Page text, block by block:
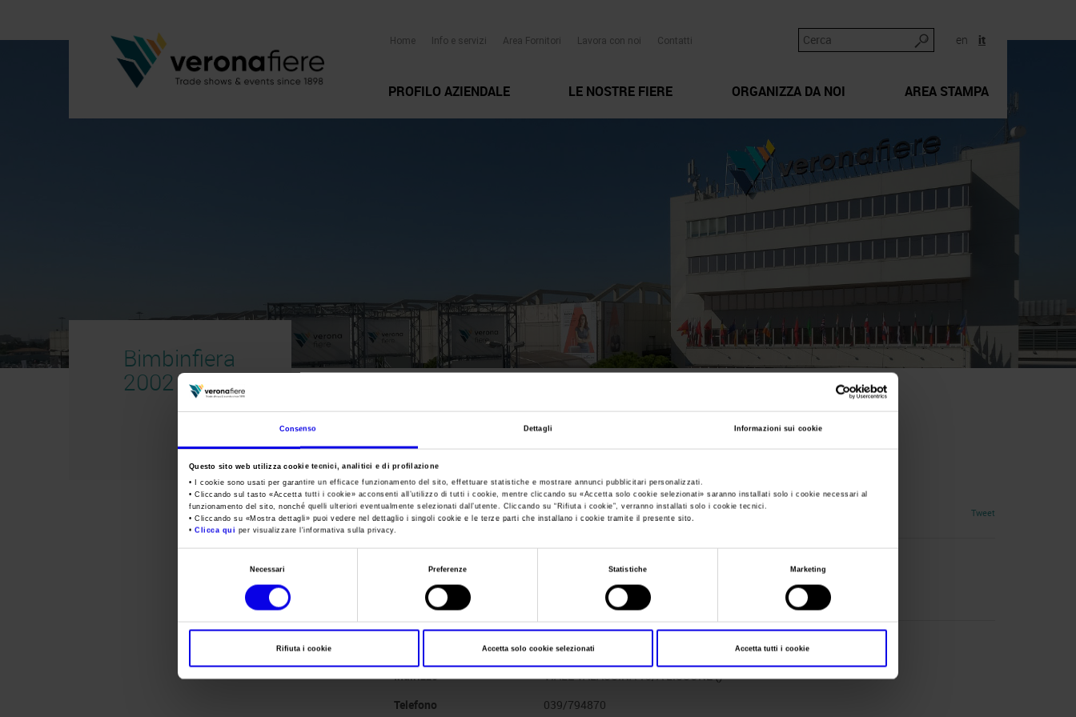
Consenso Dettagli Informazioni sui cookie
Questo sito web utilizza cookie tecnici, analitici e di profilazione
• I cookie sono usati per garantire un efficace funzionamento del sito, effettuare statistiche e mostrare annunci pubblicitari personalizzati.
• Cliccando sul tasto «Accetta tutti i cookie» acconsenti all’utilizzo di tutti i cookie, mentre cliccando su «Accetta solo cookie selezionati» saranno installati solo i cookie necessari al
funzionamento del sito, nonché quelli ulteriori eventualmente selezionati dall’utente. Cliccando su “Rifiuta i cookie”, verranno installati solo i cookie tecnici.
• Cliccando su «Mostra dettagli» puoi vedere nel dettaglio i singoli cookie e le terze parti che installano i cookie tramite il presente sito.
•Clicca qui per visualizzare l'informativa sulla privacy.
Necessari Preferenze Statistiche Marketing
Rifiuta i cookie Accetta solo cookie selezionati Accetta tutti i cookie
en it
Home Info e servizi Area Fornitori Lavora con noi Contatti
PROFILO AZIENDALE LE NOSTRE FIERE ORGANIZZA DA NOI AREA STAMPA
Bimbinfiera
2002
Bimbinfiera
Bimbinfiera
Tweet
01/06/2002 - 02/06/2002
Frequenza
Segreteria organizzativa
BIMBINFIERA S.R.L.
Indirizzo
VIALE VALASSINA 13/A LISSONE ()
Telefono
039/794870